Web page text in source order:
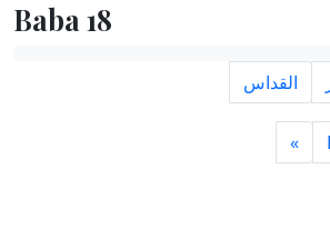
Baba 18
القداس
»